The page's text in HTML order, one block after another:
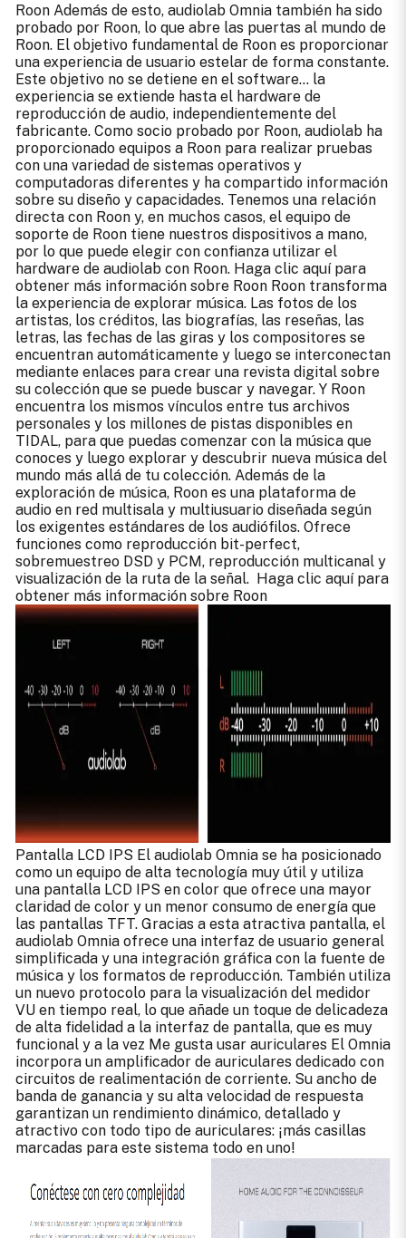
Roon Además de esto, audiolab Omnia también ha sido
probado por Roon, lo que abre las puertas al mundo de
Roon. El objetivo fundamental de Roon es proporcionar
una experiencia de usuario estelar de forma constante.
Este objetivo no se detiene en el software... la
experiencia se extiende hasta el hardware de
reproducción de audio, independientemente del
fabricante. Como socio probado por Roon, audiolab ha
proporcionado equipos a Roon para realizar pruebas
con una variedad de sistemas operativos y
computadoras diferentes y ha compartido información
sobre su diseño y capacidades. Tenemos una relación
directa con Roon y, en muchos casos, el equipo de
soporte de Roon tiene nuestros dispositivos a mano,
por lo que puede elegir con confianza utilizar el
hardware de audiolab con Roon. Haga clic aquí para
obtener más información sobre RoonRoon transforma
la experiencia de explorar música. Las fotos de los
artistas, los créditos, las biografías, las reseñas, las
letras, las fechas de las giras y los compositores se
encuentran automáticamente y luego se interconectan
mediante enlaces para crear una revista digital sobre
su colección que se puede buscar y navegar. Y Roon
encuentra los mismos vínculos entre tus archivos
personales y los millones de pistas disponibles en
TIDAL, para que puedas comenzar con la música que
conoces y luego explorar y descubrir nueva música del
mundo más allá de tu colección. Además de la
exploración de música, Roon es una plataforma de
audio en red multisala y multiusuario diseñada según
los exigentes estándares de los audiófilos. Ofrece
funciones como reproducción bit-perfect,
sobremuestreo DSD y PCM, reproducción multicanal y
visualización de la ruta de la señal. Haga clic aquí para
obtener más información sobre Roon
Pantalla LCD IPS El audiolab Omnia se ha posicionado
como un equipo de alta tecnología muy útil y utiliza
una pantalla LCD IPS en color que ofrece una mayor
claridad de color y un menor consumo de energía que
las pantallas TFT. Gracias a esta atractiva pantalla, el
audiolab Omnia ofrece una interfaz de usuario general
simplificada y una integración gráfica con la fuente de
música y los formatos de reproducción. También utiliza
un nuevo protocolo para la visualización del medidor
VU en tiempo real, lo que añade un toque de delicadeza
de alta fidelidad a la interfaz de pantalla, que es muy
funcional y a la vez Me gusta usar auriculares El Omnia
incorpora un amplificador de auriculares dedicado con
circuitos de realimentación de corriente. Su ancho de
banda de ganancia y su alta velocidad de respuesta
garantizan un rendimiento dinámico, detallado y
atractivo con todo tipo de auriculares: ¡más casillas
marcadas para este sistema todo en uno!